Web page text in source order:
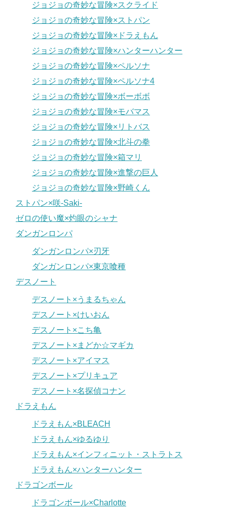
ジョジョの奇妙な冒険×スクライド
ジョジョの奇妙な冒険×ストパン
ジョジョの奇妙な冒険×ドラえもん
ジョジョの奇妙な冒険×ハンターハンター
ジョジョの奇妙な冒険×ペルソナ
ジョジョの奇妙な冒険×ペルソナ4
ジョジョの奇妙な冒険×ボーボボ
ジョジョの奇妙な冒険×モバマス
ジョジョの奇妙な冒険×リトバス
ジョジョの奇妙な冒険×北斗の拳
ジョジョの奇妙な冒険×箱マリ
ジョジョの奇妙な冒険×進撃の巨人
ジョジョの奇妙な冒険×野崎くん
ストパン×咲-Saki-
ゼロの使い魔×灼眼のシャナ
ダンガンロンパ
ダンガンロンパ×刃牙
ダンガンロンパ×東京喰種
デスノート
デスノート×うまるちゃん
デスノート×けいおん
デスノート×こち亀
デスノート×まどか☆マギカ
デスノート×アイマス
デスノート×プリキュア
デスノート×名探偵コナン
ドラえもん
ドラえもん×BLEACH
ドラえもん×ゆるゆり
ドラえもん×インフィニット・ストラトス
ドラえもん×ハンターハンター
ドラゴンボール
ドラゴンボール×Charlotte